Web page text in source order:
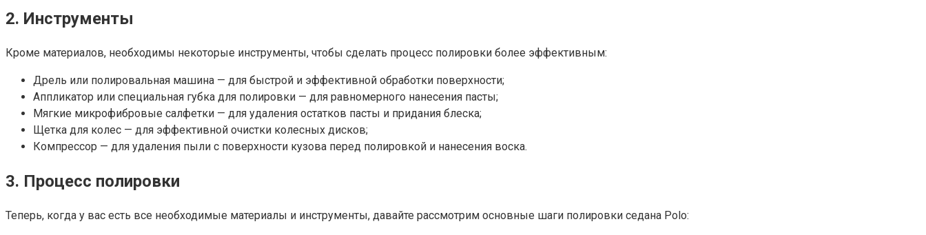
2. Инструменты
Кроме материалов, необходимы некоторые инструменты, чтобы сделать процесс полировки более эффективным:
Дрель или полировальная машина — для быстрой и эффективной обработки поверхности;
Аппликатор или специальная губка для полировки — для равномерного нанесения пасты;
Мягкие микрофибровые салфетки — для удаления остатков пасты и придания блеска;
Щетка для колес — для эффективной очистки колесных дисков;
Компрессор — для удаления пыли с поверхности кузова перед полировкой и нанесения воска.
3. Процесс полировки
Теперь, когда у вас есть все необходимые материалы и инструменты, давайте рассмотрим основные шаги полировки седана Polo: